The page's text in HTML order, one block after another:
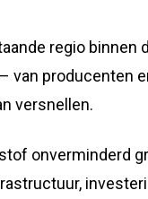
regio
van producenten
versnellen.
onverminderd